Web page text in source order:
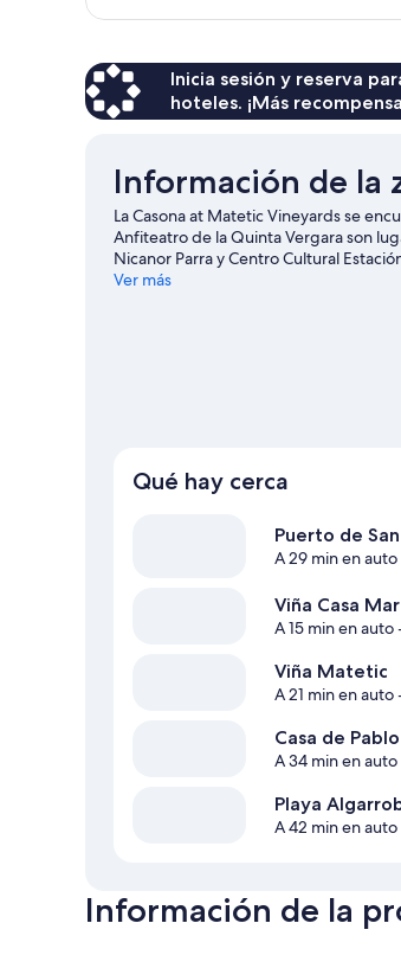
individuales
estándar
cama
matrimonial
o
Inicia sesión y reserva
hoteles. ¡Más
Información de la
La Casona at Matetic Vineyards se
Anfiteatro de la Quinta Vergara son
Nicanor Parra y Centro Cultural
Ver más
Qué hay cerca
Puerto de
A 29 min en auto
Viña Casa
A 15 min en auto
Viña Matetic
A 21 min en auto
Casa de
A 34 min en auto
Playa
A 42 min en auto
Información de la